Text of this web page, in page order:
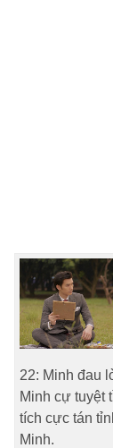
22: Minh đau
Minh cự tuyệt
tích cực tán
Minh.